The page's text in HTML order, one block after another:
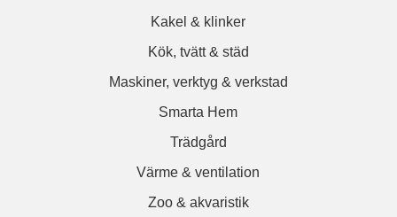
Kakel & klinker
Kök, tvätt & städ
Maskiner, verktyg & verkstad
Smarta Hem
Trädgård
Värme & ventilation
Zoo & akvaristik